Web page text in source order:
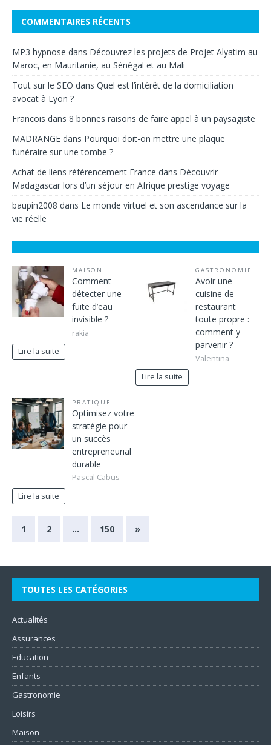
COMMENTAIRES RÉCENTS
MP3 hypnose dans Découvrez les projets de Projet Alyatim au
Maroc, en Mauritanie, au Sénégal et au Mali
Tout sur le SEO dans Quel est l’intérêt de la domiciliation
avocat à Lyon ?
Francois dans 8 bonnes raisons de faire appel à un paysagiste
MADRANGE dans Pourquoi doit-on mettre une plaque
funéraire sur une tombe ?
Achat de liens référencement France dans Découvrir
Madagascar lors d’un séjour en Afrique prestige voyage
baupin2008 dans Le monde virtuel et son ascendance sur la
vie réelle
MAISON
Comment
détecter une
fuite d’eau
invisible ?
rakia
Lire la suite
GASTRONOMIE
Avoir une
cuisine de
restaurant
toute propre :
comment y
parvenir ?
Valentina
Lire la suite
PRATIQUE
Optimisez votre
stratégie pour
un succès
entrepreneurial
durable
Pascal Cabus
Lire la suite
1 2 … 150 »
TOUTES LES CATÉGORIES
Actualités
Assurances
Education
Enfants
Gastronomie
Loisirs
Maison